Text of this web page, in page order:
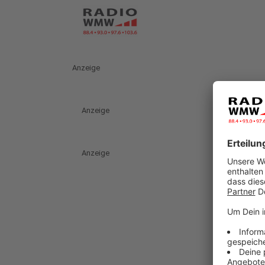
Anzeige
Anzeige
Anzeige